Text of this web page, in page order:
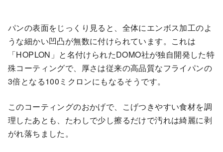
パンの表面をじっくり見ると、全体にエンボス加工のよ
うな細かい凹凸が無数に付けられています。これは
「HOPLON」と名付けられたDOMO社が独自開発した特
殊コーティングで、厚さは従来の高品質なフライパンの
3倍となる100ミクロンにもなるそうです。
このコーティングのおかげで、こげつきやすい食材を調
理したあとも、たわしで少し擦るだけで汚れは綺麗に剥
がれ落ちました。